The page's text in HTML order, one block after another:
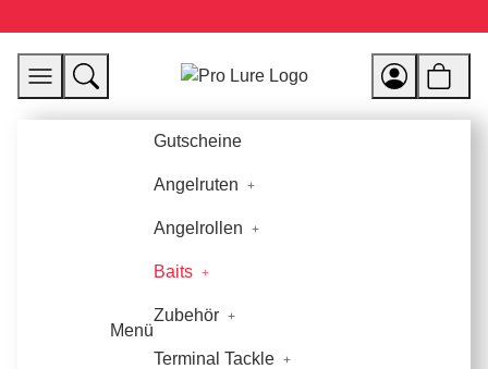
Menü
Gutscheine
Angelruten
Angelrollen
Baits
Zubehör
Terminal Tackle